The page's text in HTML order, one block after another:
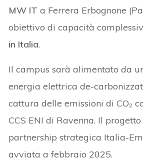
MW IT a Ferrera Erbognone
obiettivo di capacità
in Italia.
Il campus sarà alimentato da
energia elettrica de-
cattura delle emissioni di CO₂
CCS ENI di Ravenna. Il
partnership strategica Italia-
avviata a febbraio 2025.